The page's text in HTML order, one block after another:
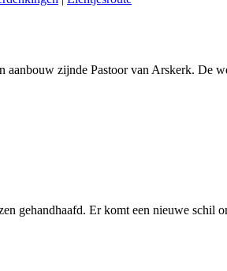
zijnde Pastoor van Arskerk. De
gehandhaafd. Er komt een nieuwe schil